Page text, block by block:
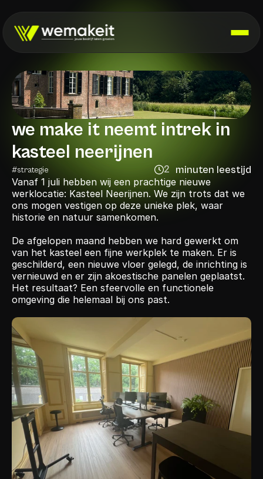
we make it neemt intrek in
kasteel neerijnen
#strategie
2
minutes
minuten leestijd
Vanaf 1 juli hebben wij een prachtige nieuwe
werklocatie: Kasteel Neerijnen. We zijn trots dat we
ons mogen vestigen op deze unieke plek, waar
historie en natuur samenkomen.
De afgelopen maand hebben we hard gewerkt om
van het kasteel een fijne werkplek te maken. Er is
geschilderd, een nieuwe vloer gelegd, de inrichting is
vernieuwd en er zijn akoestische panelen geplaatst.
Het resultaat? Een sfeervolle en functionele
omgeving die helemaal bij ons past.